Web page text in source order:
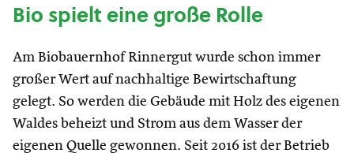
Bio spielt eine große Rolle
Am Biobauernhof Rinnergut wurde schon immer
großer Wert auf nachhaltige Bewirtschaftung
gelegt. So werden die Gebäude mit Holz des eigenen
Waldes beheizt und Strom aus dem Wasser der
eigenen Quelle gewonnen. Seit 2016 ist der Betrieb